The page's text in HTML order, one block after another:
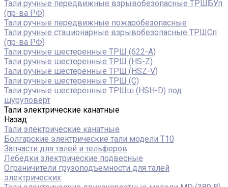
Тали ручные передвижные взрывобезопасные ТРШБУп
(пр-ва РФ)
Тали ручные передвижные пожаробезопасные
Тали ручные стационарные взрывобезопасные ТРШСп
(пр-ва РФ)
Тали ручные шестеренные ТРШ (622-A)
Тали ручные шестеренные ТРШ (HS-Z)
Тали ручные шестеренные ТРШ (HSZ-V)
Тали ручные шестеренные ТРШ (С)
Тали ручные шестеренные ТРШш (HSH-D) под
шуруповёрт
Тали электрические канатные
Назад
Тали электрические канатные
Болгарские электрические тали модели T10
Запчасти для талей и тельферов
Лебедки электрические подвесные
Ограничители грузоподъемности для талей
электрических